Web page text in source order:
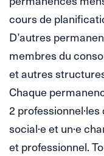
cours de
D’autres
membres du
et autres
Chaque
2
social·e et un·e
et professionnel.